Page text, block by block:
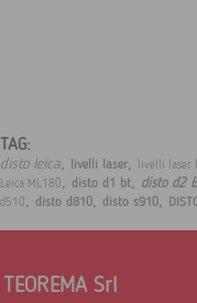
TAG:
disto leica, livelli laser, livelli laser
Leica ML180, disto d1 bt, disto d2
d510, disto d810, disto s910,
TEOREMA Srl